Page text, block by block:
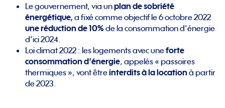
Le gouvernement, via unplan de sobriété
énergétique, a fixé comme objectif le 6 octobre 2022
une réduction de 10% de la consommation d’énergie
d’ici 2024.
Loi climat 2022 : les logements avec uneforte
consommation d’énergie, appelés « passoires
thermiques », vont êtreinterdits à la location à partir
de 2023.